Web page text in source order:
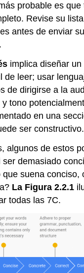
probable es que
Revise su
antes de enviar
implica diseñar
de leer; usar
de dirigirse a la
tono
en una
ser constructivo.
algunos de estos
demasiado
que suena conciso,
La Figura 2.2.1
todas las 7C.